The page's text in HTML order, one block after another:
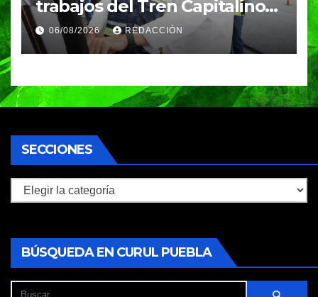
trabajos del Tren Capitalino
de Pavimentación en bulevar
Héroes del 5 de Mayo
06/08/2026 REDACCIÓN
SECCIONES
Secciones
BÚSQUEDA EN CURUL PUEBLA